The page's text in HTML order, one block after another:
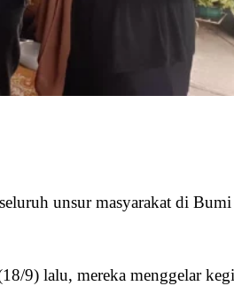
unsur masyarakat di Bumi
9) lalu, mereka menggelar